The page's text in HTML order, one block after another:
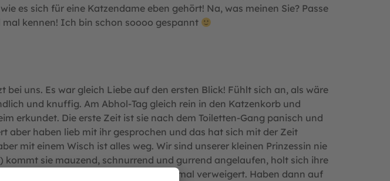
es sich für eine Katzendame eben gehört! Na, was meinen Sie? Passe
kennen! Ich bin schon soooo gespannt
bei uns. Es war gleich Liebe auf den ersten Blick! Fühlt sich an, als wäre
und knuffig. Am Abhol-Tag gleich rein in den Katzenkorb und
erkundet. Die erste Zeit ist sie nach dem Toiletten-Gang panisch und
aber haben lieb mit ihr gesprochen und das hat sich mit der Zeit
mit einem Wisch ist alles weg. Wir sind unserer kleinen Prinzessin nie
sie mauzend, schnurrend und gurrend angelaufen, holt sich ihre
Sensitive gefressen, dann aber auf einmal verweigert. Haben dann auf